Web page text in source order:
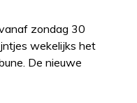
zondag 30
wekelijks het
De nieuwe